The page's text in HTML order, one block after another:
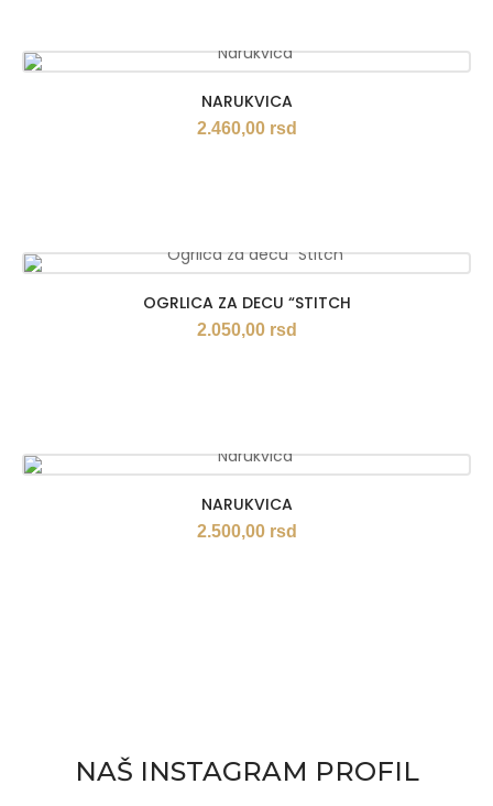
NARUKVICA
2.460,00 rsd
OGRLICA ZA DECU “STITCH
2.050,00 rsd
NARUKVICA
2.500,00 rsd
NAŠ INSTAGRAM PROFIL